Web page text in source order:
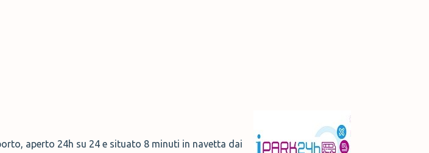
aperto 24h su 24 e situato 8 minuti in navetta dai